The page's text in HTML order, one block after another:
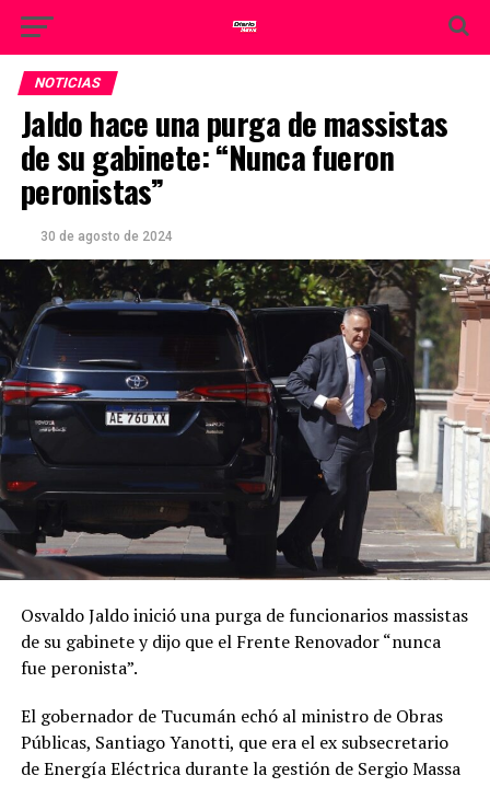
NOTICIAS
Jaldo hace una purga de massistas
de su gabinete: “Nunca fueron
peronistas”
30 de agosto de 2024
Osvaldo Jaldo inició una purga de funcionarios massistas
de su gabinete y dijo que el Frente Renovador “nunca
fue peronista”.
El gobernador de Tucumán echó al ministro de Obras
Públicas, Santiago Yanotti, que era el ex subsecretario
de Energía Eléctrica durante la gestión de Sergio Massa